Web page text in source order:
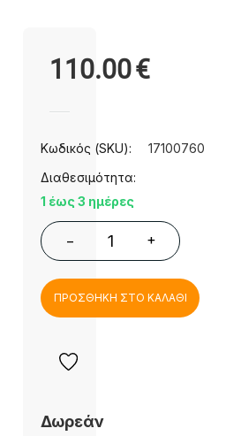
110.00€
Κωδικός (SKU):
17100760
Διαθεσιμότητα:
1 έως 3 ημέρες
− +
ΠΡΟΣΘΗΚΗ ΣΤΟ ΚΑΛΑΘΙ
Δωρεάν